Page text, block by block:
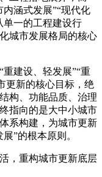
涵式发展”“现代化
单一的工程建设行
城市发展格局的核心
建设、轻发展”“重
更新的核心目标，绝
构、功能品质、治理
指向的是大中小城市
系构建，为城市更新
”的根本原则。
，重构城市更新底层